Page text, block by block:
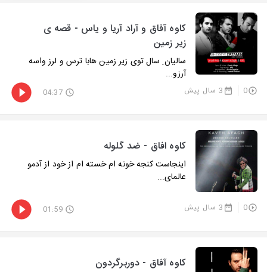
کاوه آفاق و آراد آریا و یاس - قصه ی
زیر زمین
سالیان ِ سال توی زیر زمین هابا ترس و لرز واسه
آرزو...
0 3 سال پیش 04:37
کاوه افاق - ضد گلوله
اینجاست کنجه خونه ام خسته ام از خود از آدمو
عالمای...
0 3 سال پیش 01:59
کاوه آفاق - دوربرگردون